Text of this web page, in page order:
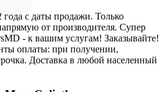
с даты продажи. Только
от производителя. Супер
- к вашим услугам! Заказывайте!
оплаты: при получении,
Доставка в любой населенный